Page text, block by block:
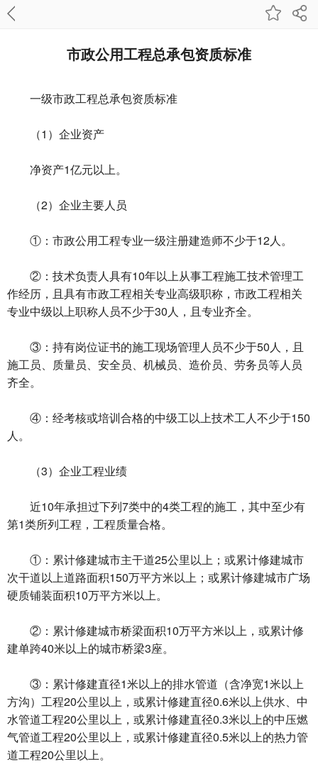
市政公用工程总承包资质标准
一级市政工程总承包资质标准
（1）企业资产
净资产1亿元以上。
（2）企业主要人员
①：市政公用工程专业一级注册建造师不少于12人。
②：技术负责人具有10年以上从事工程施工技术管理工
作经历，且具有市政工程相关专业高级职称，市政工程相关
专业中级以上职称人员不少于30人，且专业齐全。
③：持有岗位证书的施工现场管理人员不少于50人，且
施工员、质量员、安全员、机械员、造价员、劳务员等人员
齐全。
④：经考核或培训合格的中级工以上技术工人不少于150
人。
（3）企业工程业绩
近10年承担过下列7类中的4类工程的施工，其中至少有
第1类所列工程，工程质量合格。
①：累计修建城市主干道25公里以上；或累计修建城市
次干道以上道路面积150万平方米以上；或累计修建城市广场
硬质铺装面积10万平方米以上。
②：累计修建城市桥梁面积10万平方米以上，或累计修
建单跨40米以上的城市桥梁3座。
③：累计修建直径1米以上的排水管道（含净宽1米以上
方沟）工程20公里以上，或累计修建直径0.6米以上供水、中
水管道工程20公里以上，或累计修建直径0.3米以上的中压燃
气管道工程20公里以上，或累计修建直径0.5米以上的热力管
道工程20公里以上。